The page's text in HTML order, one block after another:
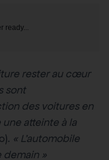
ready...
rester au cœur
sont
des voitures en
atteinte à la
« L’automobile
»